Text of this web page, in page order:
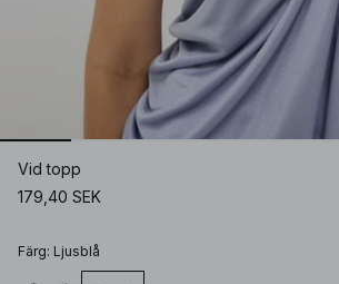
Vid topp
179,40 SEK
Färg: Ljusblå